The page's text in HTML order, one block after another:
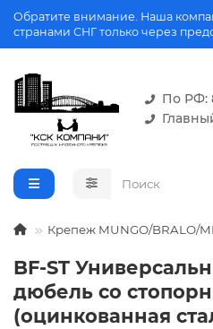
Обратите внимание. Наша
странами СНГ только через
По РФ:
Крепеж MUNGO/BRALO/
BF-ST
дюбель со
(оцинкованная